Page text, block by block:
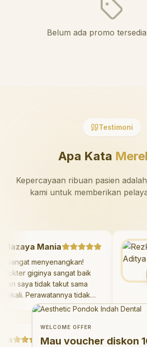
Belum ada promo
Testimoni
Apa Kata
Kepercayaan ribuan pasien
kami untuk memberikan
Mazaya Mania
"Sangat menyenangkan!
Dokter giginya sangat baik
dan saya tidak takut sama
sekali. Perawatannya tidak
sakit, dan saya bisa bermain
Saya suka pergi ke dokter
gigi sekarang! "
Welcome Offer
Mau voucher diskon
WELCOME OFFER
Mau voucher diskon